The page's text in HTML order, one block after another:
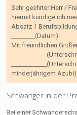
Sehr geehrter Herr /
hiermit kündige ich
Absatz 1
________(Datum).
Mit freundlichen
minderjährigem Azubi)
Schwanger in der
Bei einer